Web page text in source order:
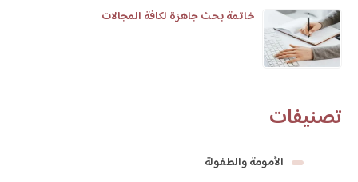
خاتمة بحث جاهزة لكافة المجالات
تصنيفات
الأمومة والطفولة